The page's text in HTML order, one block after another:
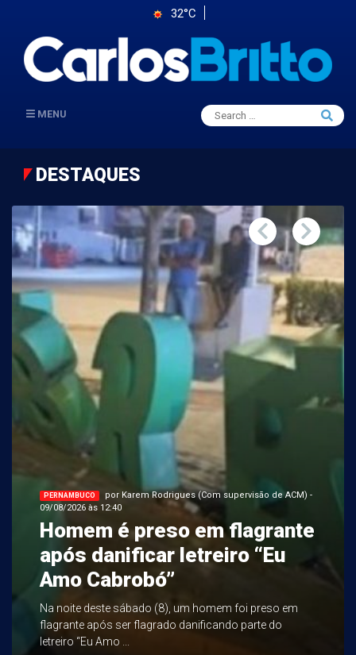
32°C
MENU
Search
for:
Search
DESTAQUES
PERNAMBUCO
por Karem Rodrigues (Com supervisão de ACM) -
09/08/2026 às 12:40
Homem é preso em flagrante
após danificar letreiro “Eu
Amo Cabrobó”
Na noite deste sábado (8), um homem foi preso em
flagrante após ser flagrado danificando parte do
letreiro “Eu Amo ...